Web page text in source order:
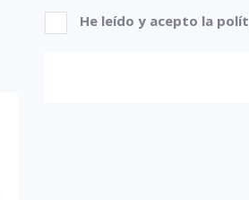
He leído y acepto la